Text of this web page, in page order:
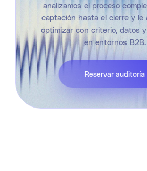
analizamos el proceso
captación hasta el cierre y le
optimizar con criterio, datos
en entornos B2B.
Reservar auditoría